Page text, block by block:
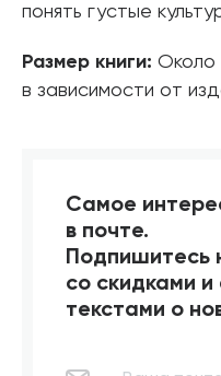
понять густые
Размер книги: Около
в зависимости от
Самое
в почте.
Подпишитесь
со скидками и
текстами о